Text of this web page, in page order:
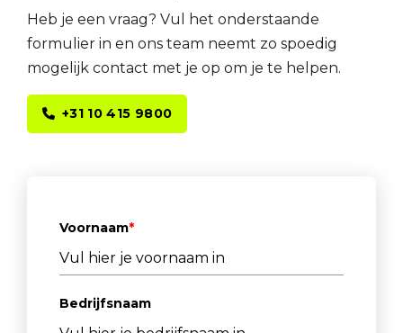
Heb je een vraag? Vul het onderstaande
formulier in en ons team neemt zo spoedig
mogelijk contact met je op om je te helpen.
+31 10 415 9800
Voornaam*
Bedrijfsnaam